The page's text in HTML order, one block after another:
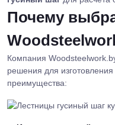
Почему
Компания
решения для
преимущества: